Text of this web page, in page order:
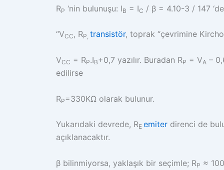
RP ‘nin bulunuşu: IB = IC / β = 4.10-3 / 147
“VCC, RP, transistör, toprak “çevrimine
VCC = RP.IB+0,7 yazılır. Buradan RP = VA –
edilirse
RP=330KΩ olarak bulunur.
Yukarıdaki devrede, RE emiter direnci de
açıklanacaktır.
β bilinmiyorsa, yaklaşık bir seçimle; RP ≈